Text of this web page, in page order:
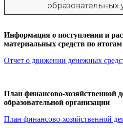
образовательных
Информация о поступлении и
материальных средств по
Отчет о движении денежных
План финансово-хозяйственной
образовательной организации
План финансово-хозяйственной